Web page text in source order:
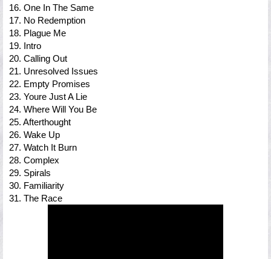
16. One In The Same
17. No Redemption
18. Plague Me
19. Intro
20. Calling Out
21. Unresolved Issues
22. Empty Promises
23. Youre Just A Lie
24. Where Will You Be
25. Afterthought
26. Wake Up
27. Watch It Burn
28. Complex
29. Spirals
30. Familiarity
31. The Race